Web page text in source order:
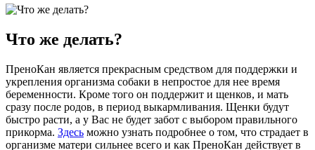
Что же делать?
ПреноКан является прекрасным средством для поддержки и
укрепления организма собаки в непростое для нее время
беременности. Кроме того он поддержит и щенков, и мать
сразу после родов, в период выкармливания. Щенки будут
быстро расти, а у Вас не будет забот с выбором правильного
прикорма. Здесь можно узнать подробнее о том, что страдает в
организме матери сильнее всего и как ПреноКан действует в